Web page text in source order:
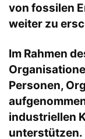
von fossilen
weiter zu
Im Rahmen
Personen,
industriellen
unterstützen.